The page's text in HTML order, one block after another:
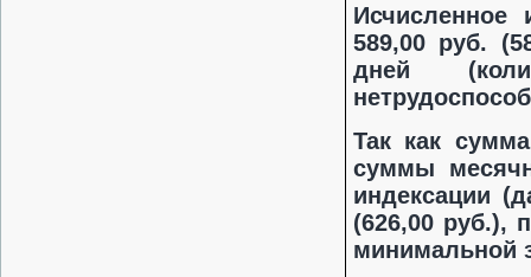
Исчисленное
589,00 руб.
дней
Так как
суммы
индексации
(626,00 руб.),
минимальной